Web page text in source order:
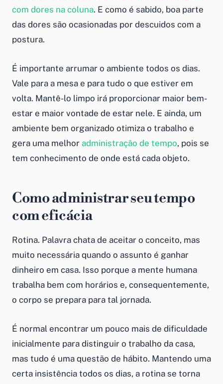
com dores na coluna. E como é sabido, boa parte
das dores são ocasionadas por descuidos com a
postura.
É importante arrumar o ambiente todos os dias.
Vale para a mesa e para tudo o que estiver em
volta. Mantê-lo limpo irá proporcionar maior bem-
estar e maior vontade de estar nele. E ainda, um
ambiente bem organizado otimiza o trabalho e
gera uma melhor administração de tempo, pois se
tem conhecimento de onde está cada objeto.
Como administrar seu tempo
com eficácia
Rotina. Palavra chata de aceitar o conceito, mas
muito necessária quando o assunto é ganhar
dinheiro em casa. Isso porque a mente humana
trabalha bem com horários e, consequentemente,
o corpo se prepara para tal jornada.
É normal encontrar um pouco mais de dificuldade
inicialmente para distinguir o trabalho da casa,
mas tudo é uma questão de hábito. Mantendo uma
certa insistência todos os dias, a rotina se torna